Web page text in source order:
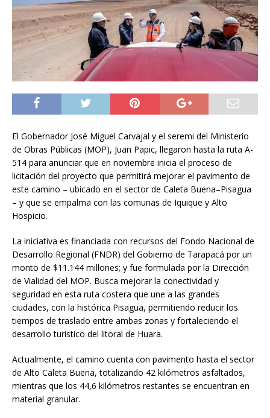
El Gobernador José Miguel Carvajal y el seremi del Ministerio
de Obras Públicas (MOP), Juan Papic, llegaron hasta la ruta A-
514 para anunciar que en noviembre inicia el proceso de
licitación del proyecto que permitirá mejorar el pavimento de
este camino – ubicado en el sector de Caleta Buena–Pisagua
– y que se empalma con las comunas de Iquique y Alto
Hospicio.
La iniciativa es financiada con recursos del Fondo Nacional de
Desarrollo Regional (FNDR) del Gobierno de Tarapacá por un
monto de $11.144 millones; y fue formulada por la Dirección
de Vialidad del MOP. Busca mejorar la conectividad y
seguridad en esta ruta costera que une a las grandes
ciudades, con la histórica Pisagua, permitiendo reducir los
tiempos de traslado entre ambas zonas y fortaleciendo el
desarrollo turístico del litoral de Huara.
Actualmente, el camino cuenta con pavimento hasta el sector
de Alto Caleta Buena, totalizando 42 kilómetros asfaltados,
mientras que los 44,6 kilómetros restantes se encuentran en
material granular.